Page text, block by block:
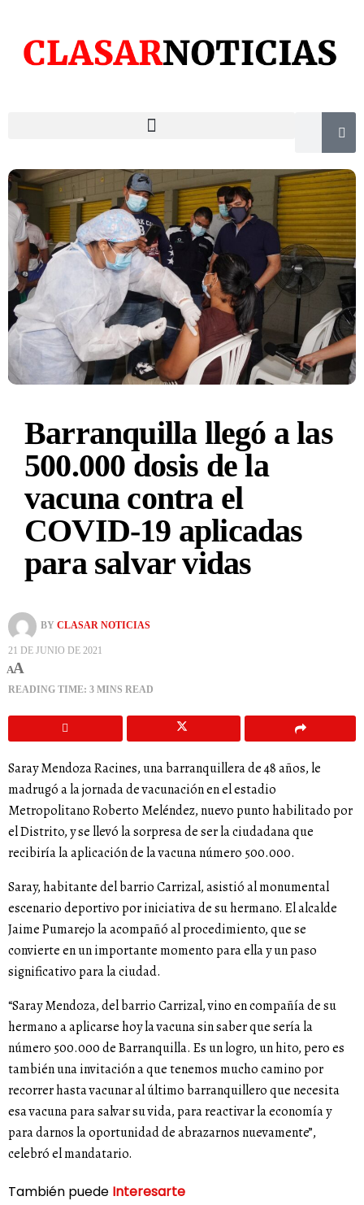
Barranquilla llegó a las
500.000 dosis de la
vacuna contra el
COVID-19 aplicadas
para salvar vidas
BY CLASAR NOTICIAS
21 DE JUNIO DE 2021
AA
READING TIME: 3 MINS READ
Saray Mendoza Racines, una barranquillera de 48 años, le
madrugó a la jornada de vacunación en el estadio
Metropolitano Roberto Meléndez, nuevo punto habilitado por
el Distrito, y se llevó la sorpresa de ser la ciudadana que
recibiría la aplicación de la vacuna número 500.000.
Saray, habitante del barrio Carrizal, asistió al monumental
escenario deportivo por iniciativa de su hermano. El alcalde
Jaime Pumarejo la acompañó al procedimiento, que se
convierte en un importante momento para ella y un paso
significativo para la ciudad.
“Saray Mendoza, del barrio Carrizal, vino en compañía de su
hermano a aplicarse hoy la vacuna sin saber que sería la
número 500.000 de Barranquilla. Es un logro, un hito, pero es
también una invitación a que tenemos mucho camino por
recorrer hasta vacunar al último barranquillero que necesita
esa vacuna para salvar su vida, para reactivar la economía y
para darnos la oportunidad de abrazarnos nuevamente”,
celebró el mandatario.
También puede Interesarte